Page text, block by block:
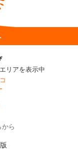
リアを表示中
ら